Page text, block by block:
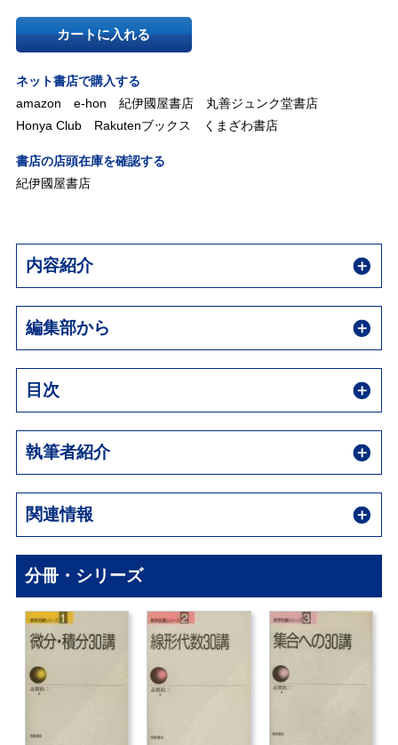
カートに入れる
ネット書店で購入する
amazon
e-hon 紀伊國屋書店
丸善ジュンク堂書店
Honya Club
Rakutenブックス くまざわ書店
書店の店頭在庫を確認する
紀伊國屋書店
内容紹介
編集部から
目次
執筆者紹介
関連情報
分冊・シリーズ